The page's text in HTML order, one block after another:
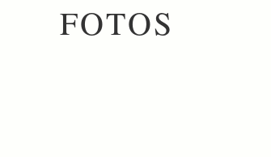
FOTOS